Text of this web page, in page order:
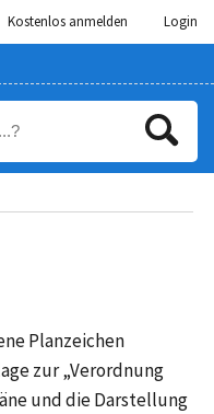
Kostenlos anmelden Login
Planzeichen
zur „Verordnung
und die Darstellung